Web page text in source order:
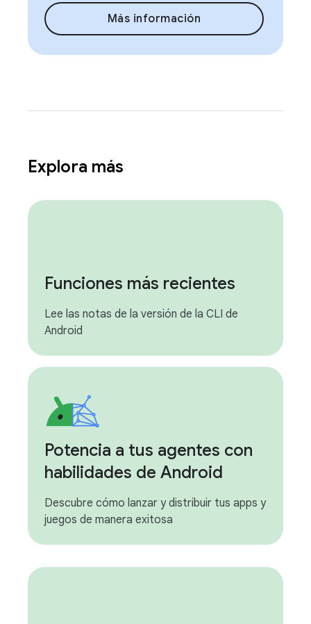
Más información
Explora más
Funciones más recientes
Lee las notas de la versión de la CLI de
Android
Potencia a tus agentes con
habilidades de Android
Descubre cómo lanzar y distribuir tus apps y
juegos de manera exitosa